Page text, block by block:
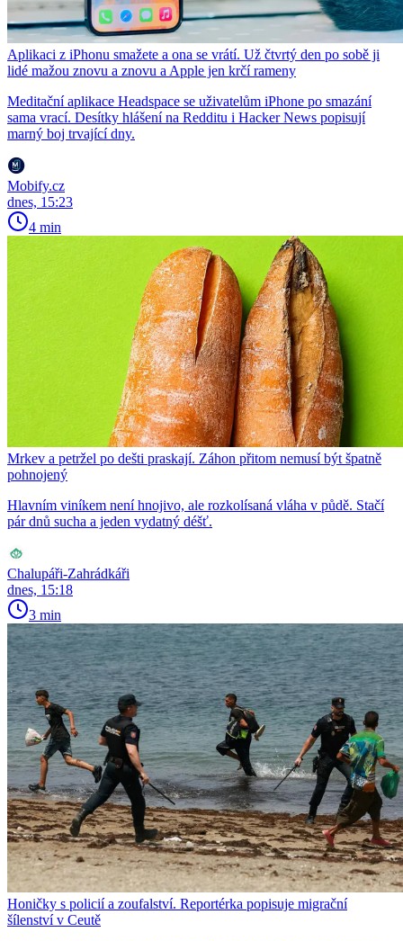
Aplikaci z iPhonu smažete a ona se vrátí. Už čtvrtý den po sobě ji
lidé mažou znovu a znovu a Apple jen krčí rameny
Meditační aplikace Headspace se uživatelům iPhone po smazání
sama vrací. Desítky hlášení na Redditu i Hacker News popisují
marný boj trvající dny.
Mobify.cz
dnes, 15:23
4 min
Mrkev a petržel po dešti praskají. Záhon přitom nemusí být špatně
pohnojený
Hlavním viníkem není hnojivo, ale rozkolísaná vláha v půdě. Stačí
pár dnů sucha a jeden vydatný déšť.
Chalupáři-Zahrádkáři
dnes, 15:18
3 min
Honičky s policií a zoufalství. Reportérka popisuje migrační
šílenství v Ceutě